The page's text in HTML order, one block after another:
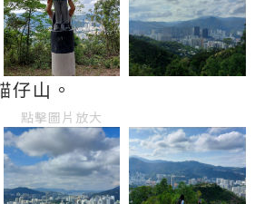
仔山。
點擊圖片放大